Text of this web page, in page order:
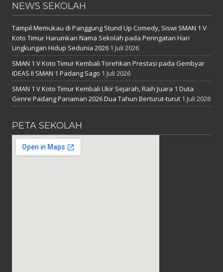
NEWS SEKOLAH
Tampil Memukau di Panggung Stund Up Comedy, Siswi SMAN 1 V
Koto Timur Harumkan Nama Sekolah pada Peringatan Hari
Lingkungan Hidup Sedunia 2026 1 Juli 2026
SMAN 1 V Koto Timur Kembali Torehkan Prestasi pada Gembyar
IDEAS II SMAN 1 Padang Sago 1 Juli 2026
SMAN 1 V Koto Timur Kembali Ukir Sejarah, Raih Juara 1 Duta
Genre Padang Pariaman 2026 Dua Tahun Berturut-turut 1 Juli 2026
PETA SEKOLAH